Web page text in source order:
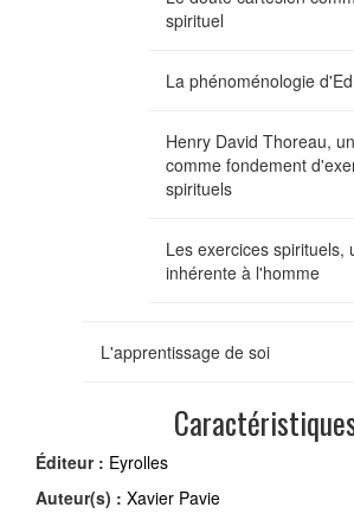
spirituel
La phénoménologie
Henry David Thoreau,
comme fondement
spirituels
Les exercices spirituels,
inhérente à l'homme
L'apprentissage de soi
Éditeur : Eyrolles
Auteur(s) : Xavier Pavie